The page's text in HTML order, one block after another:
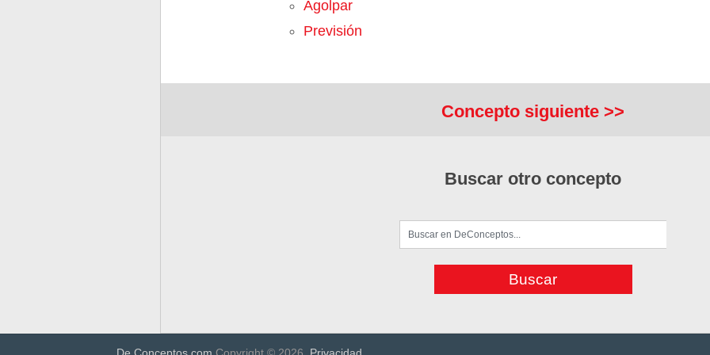
Agolpar
Previsión
Concepto siguiente >>
Buscar otro concepto
De Conceptos.com Copyright © 2026. Privacidad